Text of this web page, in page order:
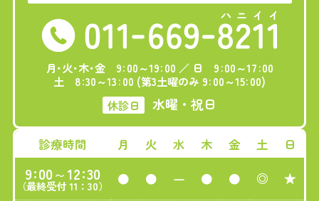
月･火･木･金 9:00～19:00 ／ 日 9:00～17:00
土 8:30～13:00 (第3土曜のみ 9:00～15:00)
休診日
水曜・祝日
診療時間 月 火 水 木 金 土 日
9:00～12:30
（最終受付 11：30） ● ● - ● ● ◎ ★